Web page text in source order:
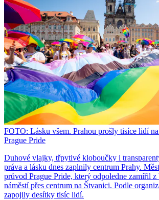
FOTO: Lásku všem. Prahou prošly tisíce lidí
Prague Pride
Duhové vlajky, třpytivé kloboučky i
práva a lásku dnes zaplnily centrum Prahy.
průvod Prague Pride, který odpoledne zamířil
náměstí přes centrum na Štvanici. Podle
zapojily desítky tisíc lidí.